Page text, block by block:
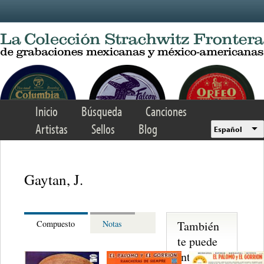
Inicio Búsqueda
Canciones
Artistas
Sellos Blog Español
Gaytan, J.
Compuesto Notas
También
te puede
interesar...